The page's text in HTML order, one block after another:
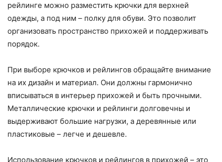
рейлинге можно разместить крючки для верхней
одежды, а под ним – полку для обуви. Это позволит
организовать пространство прихожей и поддерживать
порядок.
При выборе крючков и рейлингов обращайте внимание
на их дизайн и материал. Они должны гармонично
вписываться в интерьер прихожей и быть прочными.
Металлические крючки и рейлинги долговечны и
выдерживают большие нагрузки, а деревянные или
пластиковые – легче и дешевле.
Использование крючков и рейлингов в прихожей – это